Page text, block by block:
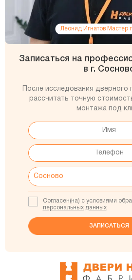
Леонид Игнатов Мастер
Записаться на
в г.
После исследования
рассчитать точную
монтажа под
Согласен(на) с условиями
персональных данных